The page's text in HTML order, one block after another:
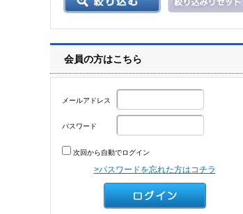
会員の方はこちら
メールアドレス
パスワード
次回から自動でログイン
>パスワードを忘れた方はコチラ